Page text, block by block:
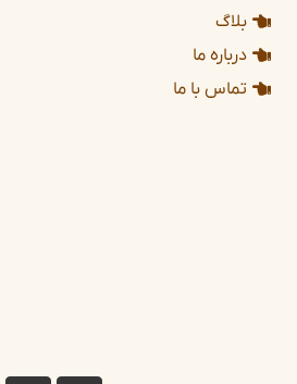
بلاگ
درباره ما
تماس با ما